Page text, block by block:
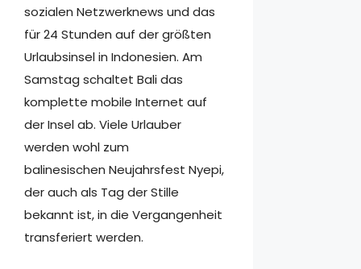
sozialen Netzwerknews und das
für 24 Stunden auf der größten
Urlaubsinsel in Indonesien. Am
Samstag schaltet Bali das
komplette mobile Internet auf
der Insel ab. Viele Urlauber
werden wohl zum
balinesischen Neujahrsfest Nyepi,
der auch als Tag der Stille
bekannt ist, in die Vergangenheit
transferiert werden.